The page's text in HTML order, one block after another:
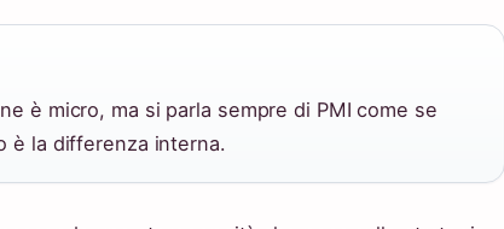
è micro, ma si parla sempre di PMI come se
è la differenza interna.